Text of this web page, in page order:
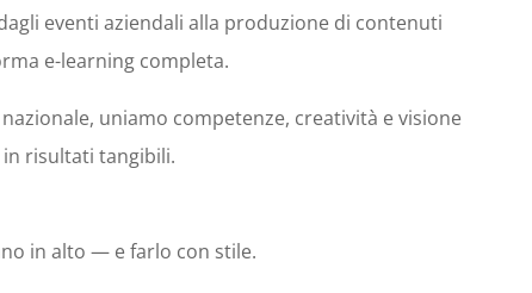
eventi aziendali alla produzione di contenuti
e-learning completa.
uniamo competenze, creatività e visione
risultati tangibili.
in alto — e farlo con stile.